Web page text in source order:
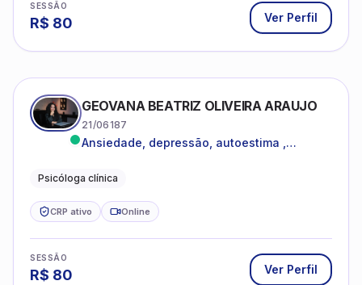
SESSÃO
R$ 80 Ver Perfil
GEOVANA BEATRIZ OLIVEIRA ARAUJO
21/06187
Ansiedade, depressão, autoestima ,
Psicóloga clínica
CRP ativo Online
SESSÃO
R$ 80 Ver Perfil